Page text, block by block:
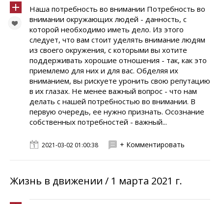
Наша потребность во внимании Потребность во
внимании окружающих людей - данность, с
которой необходимо иметь дело. Из этого
следует, что вам стоит уделять внимание людям
из своего окружения, с которыми вы хотите
поддерживать хорошие отношения - так, как это
приемлемо для них и для вас. Обделяя их
вниманием, вы рискуете уронить свою репутацию
в их глазах. Не менее важный вопрос - что нам
делать с нашей потребностью во внимании. В
первую очередь, ее нужно признать. Осознание
собственных потребностей - важный...
2021-03-02 01:00:38 + Комментировать
Жизнь в движении / 1 марта 2021 г.